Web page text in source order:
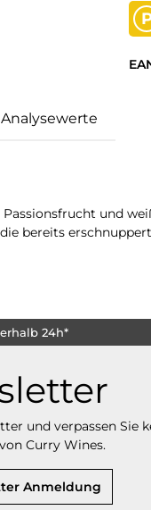
Analysewerte
und
bereits
24h*
und verpassen Sie
Curry Wines.
Anmeldung